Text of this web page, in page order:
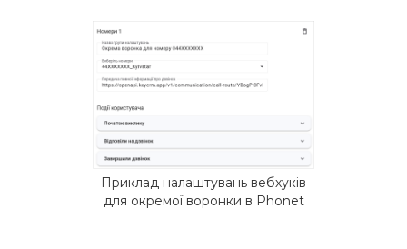
Приклад налаштувань вебхуків
для окремої воронки в Phonet